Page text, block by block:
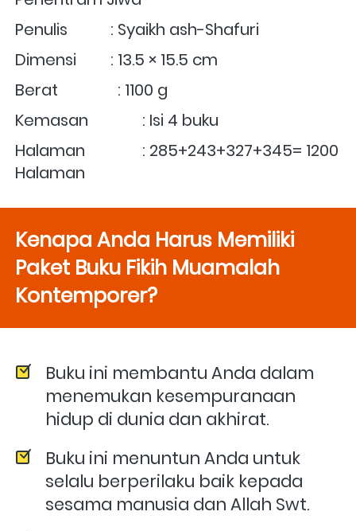
Penulis	        : Syaikh ash-Shafuri
Dimensi	        : 13.5 × 15.5 cm
Berat               : 1100 g
Kemasan	        : Isi 4 buku
Halaman	        : 285+243+327+345= 1200
Halaman
Kenapa Anda Harus Memiliki
Paket Buku Fikih Muamalah
Kontemporer?
Buku ini membantu Anda dalam
menemukan kesempuranaan
hidup di dunia dan akhirat.
Buku ini menuntun Anda untuk
selalu berperilaku baik kepada
sesama manusia dan Allah Swt.